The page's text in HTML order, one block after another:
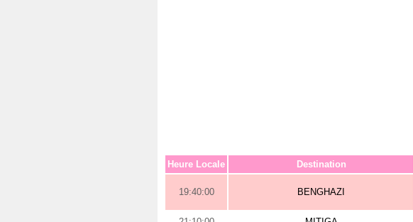
Heure Locale Destination
19:40:00 BENGHAZI